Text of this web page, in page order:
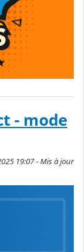
- mode
19:07 - Mis à jour